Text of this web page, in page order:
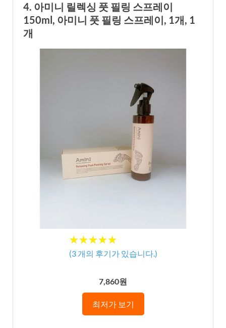
4. 아미니 릴렉싱 풋 필링 스프레이
150ml, 아미니 풋 필링 스프레이, 1개, 1
개
★★★★★
★★★★★
(3개의 후기가 있습니다.)
7,860원
최저가 보기